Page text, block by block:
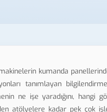
kumanda
tanımlayan
ne işe yaradığını,
atölyelere kadar pek çok